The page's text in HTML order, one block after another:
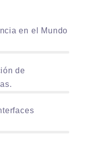
en el Mundo
de